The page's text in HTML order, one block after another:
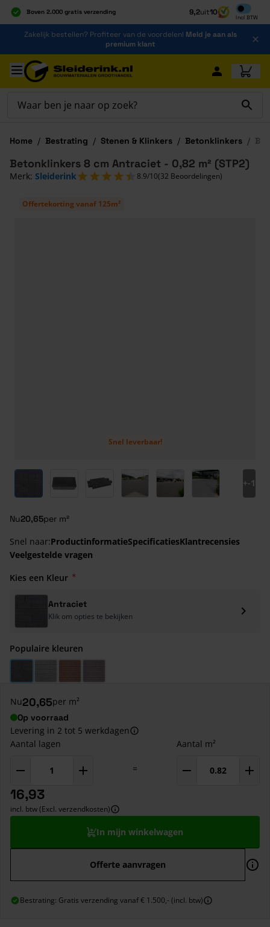
Boven 2.000 gratis verzending
Al 40 jaar dé specialist
Alles onder één dak
9,2uit10
Incl BTW
Inclusief
Ga naar de inhoud
Zakelijk bestellen? Profiteer van de voordelen! Meld je aan als
premium klant
Ga naar hoofdinhoud
Home / Bestrating / Stenen & Klinkers / Betonklinkers /
Offertekorting vanaf 125m²
Snel leverbaar!
View larger image
View larger imageView larger image
View larger imageView larger image
View larger
+-1
Nu20,65per m²
Betonklinkers 8 cm Antraciet - 0,82 m² (STP2)
Merk: Sleiderink 8.9/10(32 Beoordelingen)
Snel naar:ProductinformatieSpecificatiesKlantrecensies
Veelgestelde vragen
Kies een Kleur
Antraciet
Klik om opties te bekijken
Populaire kleuren
Nu20,65per m²
Op voorraad
Levering in 2 tot 5 werkdagen
Aantal lagen
=
Aantal m²
16,93
incl. btw (Excl. verzendkosten)
In mijn winkelwagen
Offerte aanvragen
Bestrating: Gratis verzending vanaf € 1.500,- (incl. btw)